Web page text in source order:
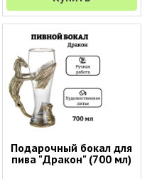
Подарочный бокал для
пива "Дракон" (700 мл)